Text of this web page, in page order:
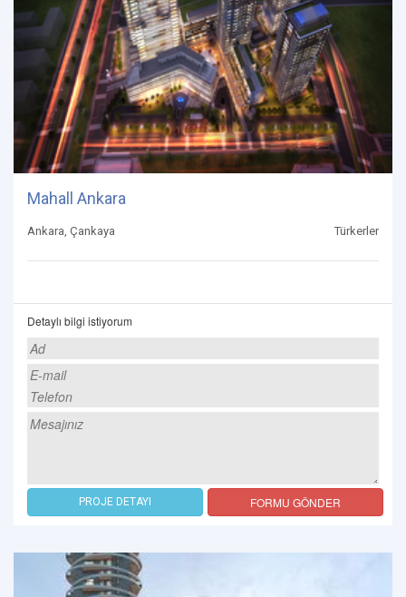
Mahall Ankara
Ankara, Çankaya Türkerler
Detaylı bilgi istiyorum
PROJE DETAYI FORMU GÖNDER